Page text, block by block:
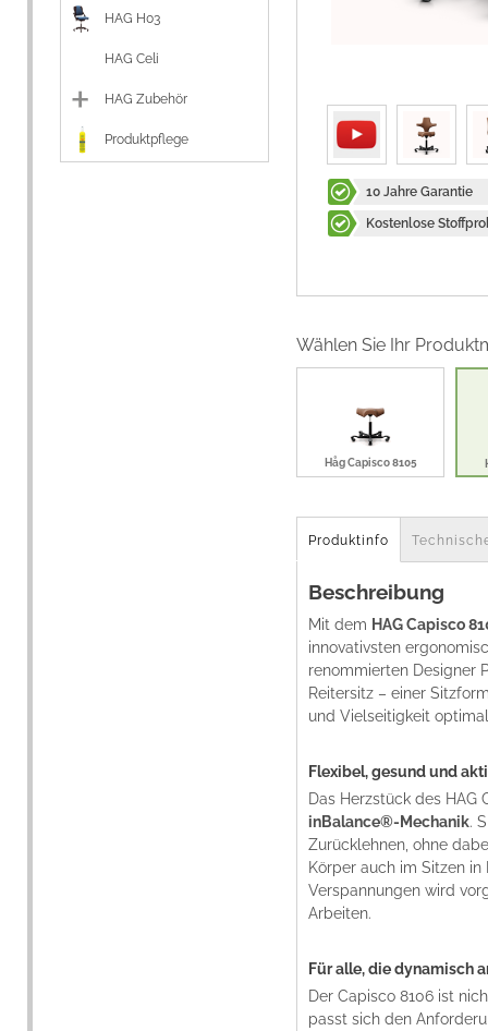
10 Jahre Garantie
Kostenlose
Wählen Sie Ihr
Håg Capisco 8105
Produktinfo
Beschreibung
Mit dem HAG Capisco
innovativsten
renommierten Designer
Reitersitz – einer
und Vielseitigkeit
Flexibel, gesund und
Das Herzstück des
inBalance®-Mechanik.
Zurücklehnen, ohne
Körper auch im Sitzen
Verspannungen wird
Arbeiten.
Für alle, die dynamisch
Der Capisco 8106 ist
passt sich den
HAG H03
HAG Celi
HAG Zubehör
Produktpflege